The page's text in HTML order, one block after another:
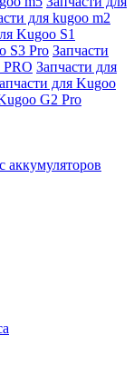
для kugoo m2
Kugoo S1
S3 Pro Запчасти
Запчасти для
для Kugoo
G2 Pro
аккумуляторов